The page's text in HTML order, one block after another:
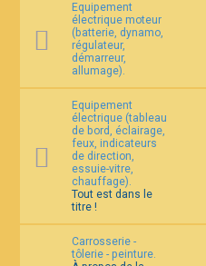
Equipement
électrique moteur
(batterie, dynamo,
régulateur,
démarreur,
allumage).
Equipement
électrique (tableau
de bord, éclairage,
feux, indicateurs
de direction,
essuie-vitre,
chauffage).
Tout est dans le
titre !
Carrosserie -
tôlerie - peinture.